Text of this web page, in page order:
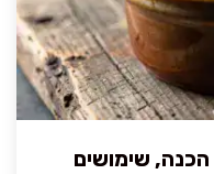
הכנה, שימושים